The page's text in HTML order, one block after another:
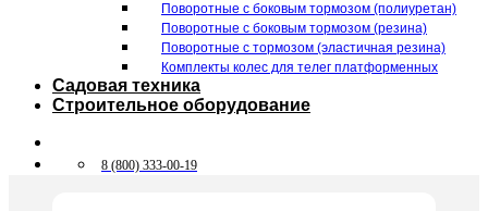
Поворотные c боковым тормозом (полиуретан)
Поворотные c боковым тормозом (резина)
Поворотные c тормозом (эластичная резина)
Комплекты колес для телег платформенных
Садовая техника
Строительное оборудование
8 (800) 333-00-19